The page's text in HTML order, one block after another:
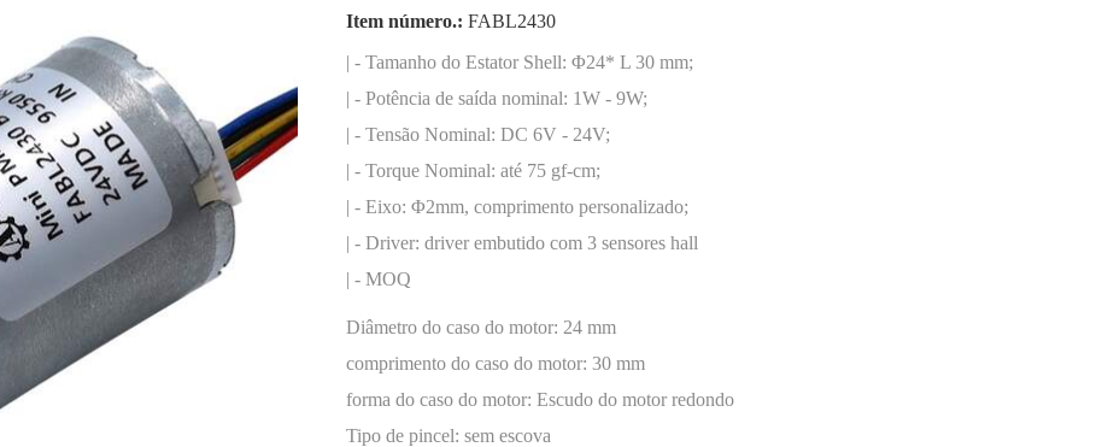
motorredutor sem-fim
codificador
Item número.: FABL2430
| - Tamanho do Estator Shell: Φ24* L 30 mm;
| - Potência de saída nominal: 1W - 9W;
| - Tensão Nominal: DC 6V - 24V;
| - Torque Nominal: até 75 gf-cm;
| - Eixo: Φ2mm, comprimento personalizado;
| - Driver: driver embutido com 3 sensores hall
| - MOQ
Diâmetro do caso do motor: 24 mm
comprimento do caso do motor: 30 mm
forma do caso do motor: Escudo do motor redondo
Tipo de pincel: sem escova